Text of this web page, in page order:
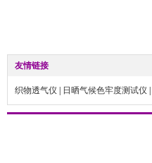
友情链接
织物透气仪 日晒气候色牢度测试仪